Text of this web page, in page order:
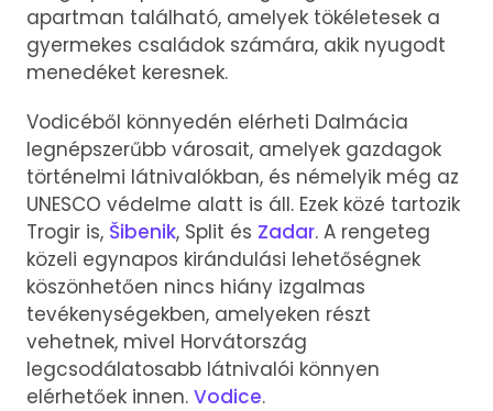
apartman található, amelyek tökéletesek a
gyermekes családok számára, akik nyugodt
menedéket keresnek.
Vodicéből könnyedén elérheti Dalmácia
legnépszerűbb városait, amelyek gazdagok
történelmi látnivalókban, és némelyik még az
UNESCO védelme alatt is áll. Ezek közé tartozik
Trogir is, Šibenik, Split és Zadar. A rengeteg
közeli egynapos kirándulási lehetőségnek
köszönhetően nincs hiány izgalmas
tevékenységekben, amelyeken részt
vehetnek, mivel Horvátország
legcsodálatosabb látnivalói könnyen
elérhetőek innen. Vodice.